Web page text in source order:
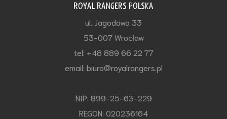
ROYAL RANGERS POLSKA
ul. Jagodowa 33
53-007 Wrocław
tel: +48 889 66 22 77
email: biuro@royalrangers.pl
NIP: 899-25-63-229
REGON: 020236164